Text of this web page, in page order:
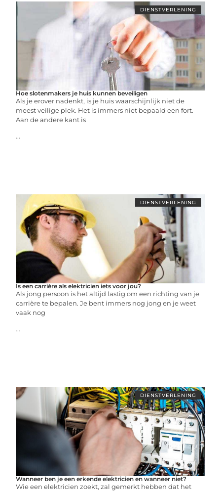
DIENSTVERLENING
Hoe slotenmakers je huis kunnen beveiligen
Als je erover nadenkt, is je huis waarschijnlijk niet de
meest veilige plek. Het is immers niet bepaald een fort.
Aan de andere kant is
...
DIENSTVERLENING
Is een carrière als elektricien iets voor jou?
Als jong persoon is het altijd lastig om een richting van je
carrière te bepalen. Je bent immers nog jong en je weet
vaak nog
...
DIENSTVERLENING
Wanneer ben je een erkende elektricien en wanneer niet?
Wie een elektricien zoekt, zal gemerkt hebben dat het